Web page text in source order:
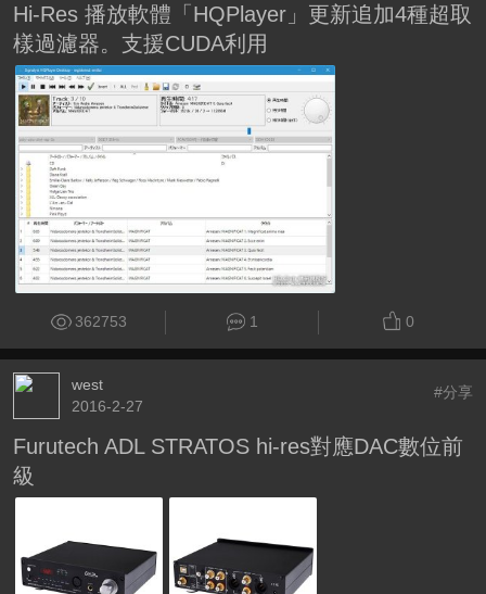
Hi-Res 播放軟體「HQPlayer」更新追加4種超取
樣過濾器。支援CUDA利用
362753 1 0
west
2016-2-27
#分享
Furutech ADL STRATOS hi-res對應DAC數位前
級